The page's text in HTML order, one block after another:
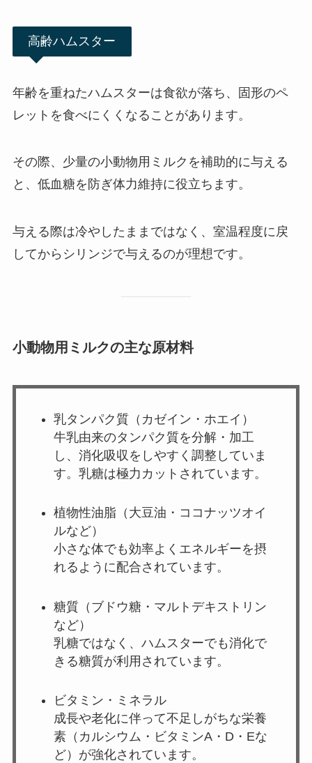
高齢ハムスター
年齢を重ねたハムスターは食欲が落ち、固形のペ
レットを食べにくくなることがあります。
その際、少量の小動物用ミルクを補助的に与える
と、低血糖を防ぎ体力維持に役立ちます。
与える際は冷やしたままではなく、室温程度に戻
してからシリンジで与えるのが理想です。
小動物用ミルクの主な原材料
乳タンパク質（カゼイン・ホエイ）
牛乳由来のタンパク質を分解・加工
し、消化吸収をしやすく調整していま
す。乳糖は極力カットされています。
植物性油脂（大豆油・ココナッツオイ
ルなど）
小さな体でも効率よくエネルギーを摂
れるように配合されています。
糖質（ブドウ糖・マルトデキストリン
など）
乳糖ではなく、ハムスターでも消化で
きる糖質が利用されています。
ビタミン・ミネラル
成長や老化に伴って不足しがちな栄養
素（カルシウム・ビタミンA・D・Eな
ど）が強化されています。